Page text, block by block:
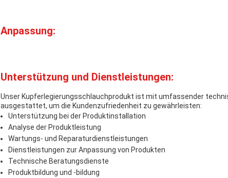
Anpassung:
Unterstützung und Dienstleistungen:
Unser Kupferlegierungsschlauchprodukt ist mit umfassender
ausgestattet, um die Kundenzufriedenheit zu gewährleisten:
Unterstützung bei der Produktinstallation
Analyse der Produktleistung
Wartungs- und Reparaturdienstleistungen
Dienstleistungen zur Anpassung von Produkten
Technische Beratungsdienste
Produktbildung und -bildung